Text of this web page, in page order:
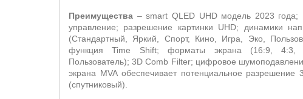
Преимущества –smart QLED UHD модель 2023 года;
управление; разрешение картинки UHD; динамики
(Стандартный, Яркий, Спорт, Кино, Игра, Эко,
функцияTime Shift; форматы экрана (16:9, 4:3,
Пользователь); 3D Comb Filter; цифровое
экрана MVAобеспечивает потенциальное разрешение
(спутниковый).